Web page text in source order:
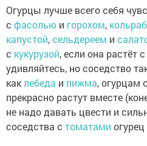
Огурцы лучше всего себя
с фасолью и горохом,
капустой,сельдереем и
с кукурузой, если она растёт
удивляйтесь, но соседство
каклебеда и пижма, огурцам
прекрасно растут вместе
не надо давать цвести и
соседства с томатами